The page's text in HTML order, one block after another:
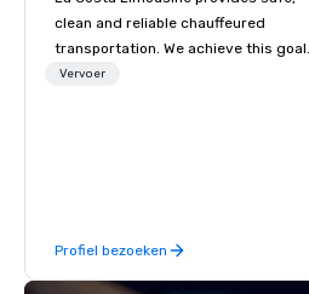
clean and reliable chauffeured
transportation. We achieve this goal
with highly trained chauffeurs, the
late model luxury vehicles to the
highly experienced and professional
Vervoer
Profiel bezoeken